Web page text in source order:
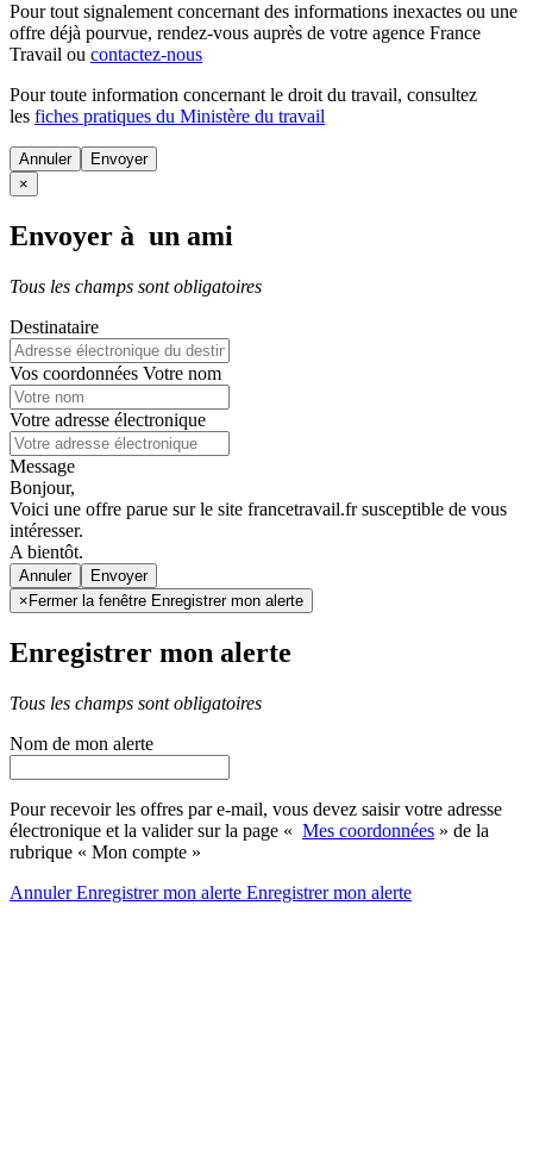
Pour tout signalement concernant des informations inexactes ou une
offre déjà pourvue, rendez-vous auprès de votre agence France
Travail ou contactez-nous
Pour toute information concernant le droit du travail, consultez
les fiches pratiques du Ministère du travail
Annuler
×
Envoyer à un ami
Tous les champs sont obligatoires
Destinataire
Vos coordonnées Votre nom
Votre adresse électronique
Message
Bonjour,
Voici une offre parue sur le site francetravail.fr susceptible de vous
intéresser.
A bientôt.
Annuler
× Fermer la fenêtre Enregistrer mon alerte
Enregistrer mon alerte
Tous les champs sont obligatoires
Nom de mon alerte
Pour recevoir les offres par e-mail, vous devez saisir votre adresse
électronique et la valider sur la page « Mes coordonnées » de la
rubrique « Mon compte »
AnnulerEnregistrer mon alerte Enregistrermon alerte